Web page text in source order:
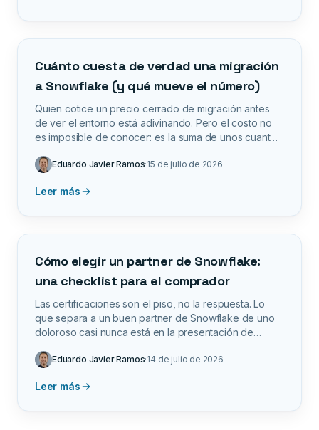
Cuánto cuesta de verdad una migración
a Snowflake (y qué mueve el número)
Quien cotice un precio cerrado de migración antes
de ver el entorno está adivinando. Pero el costo no
es imposible de conocer: es la suma de unos cuantos
pipelines al gobierno. Esto es lo que mueve el
Eduardo Javier Ramos·15 de julio de 2026
Leer más
Cómo elegir un partner de Snowflake:
una checklist para el comprador
Las certificaciones son el piso, no la respuesta. Lo
que separa a un buen partner de Snowflake de uno
doloroso casi nunca está en la presentación de
sigue siendo responsable después del go-live y
checklist práctica para llevar a cada conversación.
Eduardo Javier Ramos·14 de julio de 2026
Leer más